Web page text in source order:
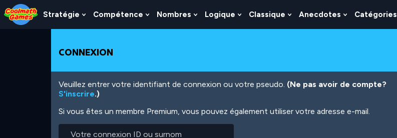
Skip
to
Top
Skip
to
Navigation
Skip
to
Main
Skip
to
Footer
Aller
au
contenu
Stratégie
Show
Submenu
Stratégie
Compétence
Show
Submenu
Nombres
Show
Submenu
Logique
Show
Submenu
Classique
Show
Submenu
Anecdotes
Show
Submenu
Catégories
CONNEXION
Veuillez entrer votre identifiant de connexion ou votre pseudo. (Ne pas avoir de compte?
S'inscrire.)
Si vous êtes un membre Premium, vous pouvez également utiliser votre adresse e-mail.